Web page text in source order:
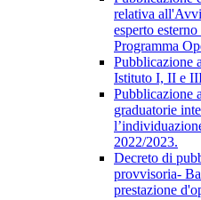
relativa
esperto
Programma
Pubblicazione
Istituto I, II e
Pubblicazione
graduatorie
2022/2023.
Decreto di
provvisoria-
prestazione